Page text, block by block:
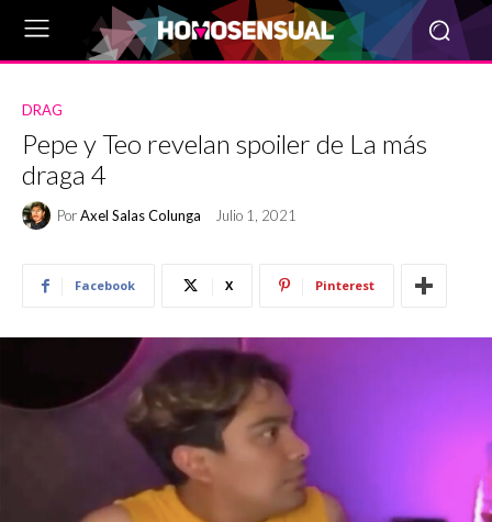
DRAG
Pepe y Teo revelan spoiler de La más
draga 4
PorAxel Salas Colunga Julio 1, 2021
Facebook X Pinterest